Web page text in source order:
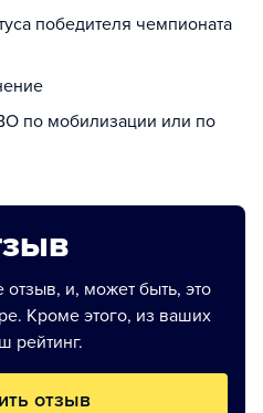
победителя чемпионата
по мобилизации или по
отзыв, и, может быть, это
Кроме этого, из ваших
рейтинг.
отзыв